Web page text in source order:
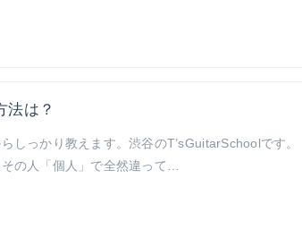
法は？
しっかり教えます。渋谷のT’sGuitarSchoolです
の人「個人」で全然違って…